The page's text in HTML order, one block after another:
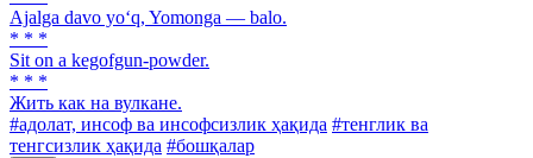
Ajalga davo yo‘q, Yomonga — balo.
* * *
Sit on a kegofgun-powder.
* * *
Жить как на вулкане.
#адолат, инсоф ва инсофсизлик ҳақида #тенглик ва
тенгсизлик ҳақида #бошқалар